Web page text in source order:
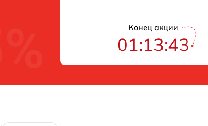
Конец акции
01:13:42